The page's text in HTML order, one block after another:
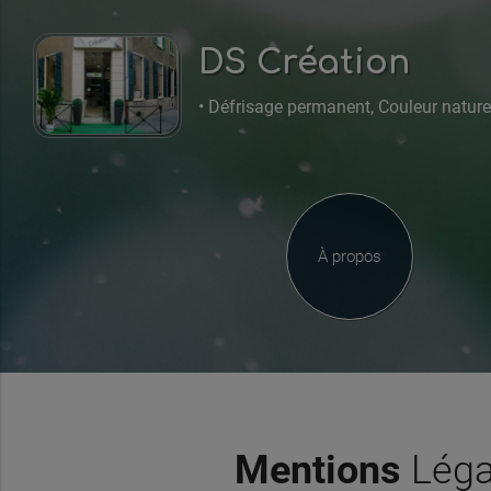
DS Création
• Défrisage permanent, Couleur
À propos
Mentions